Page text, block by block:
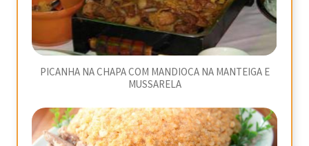
PICANHA NA CHAPA COM MANDIOCA NA MANTEIGA E
MUSSARELA